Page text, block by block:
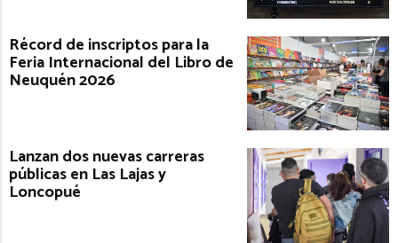
Récord de inscriptos para la
Feria Internacional del Libro de
Neuquén 2026
Lanzan dos nuevas carreras
públicas en Las Lajas y
Loncopué